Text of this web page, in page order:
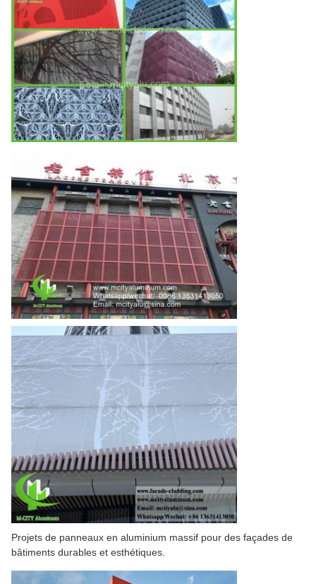
Projets de panneaux en aluminium massif pour des façades de
bâtiments durables et esthétiques.